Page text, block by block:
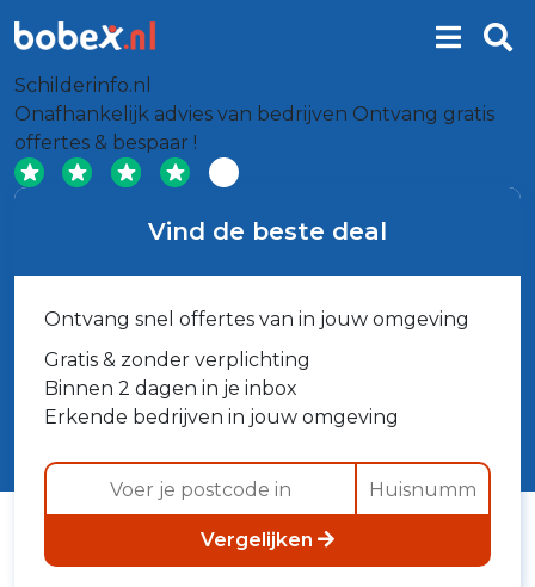
Schilderinfo.nl
Onafhankelijk advies van bedrijven Ontvang gratis
offertes & bespaar !
Vind de beste deal
Ontvang snel offertes van in jouw omgeving
Gratis & zonder verplichting
Binnen 2 dagen in je inbox
Erkende bedrijven in jouw omgeving
Vergelijken